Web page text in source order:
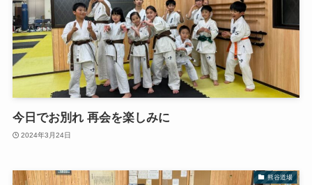
今日でお別れ 再会を楽しみに
2024年3月24日
熊谷道場